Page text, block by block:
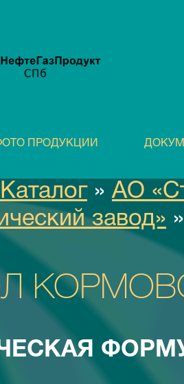
ПРОДУКЦИИ
Каталог»АО
завод»